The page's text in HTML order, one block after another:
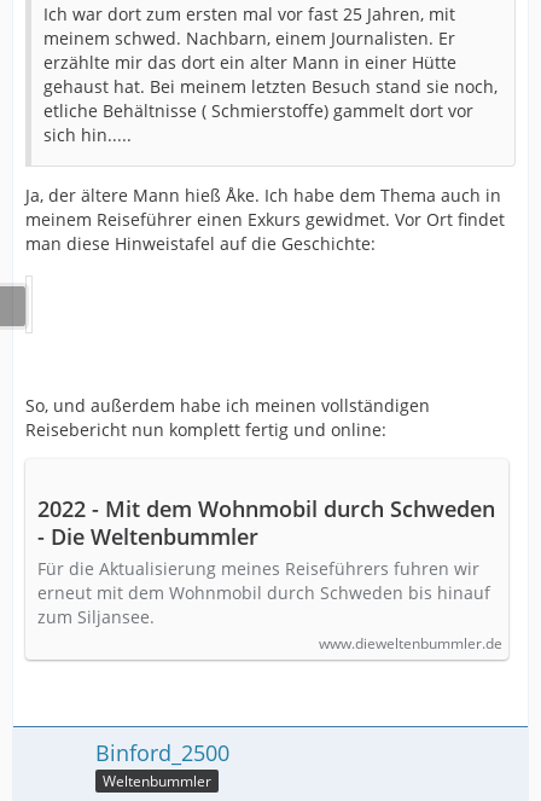
Ich war dort zum ersten mal vor fast 25 Jahren, mit
meinem schwed. Nachbarn, einem Journalisten. Er
erzählte mir das dort ein alter Mann in einer Hütte
gehaust hat. Bei meinem letzten Besuch stand sie noch,
etliche Behältnisse ( Schmierstoffe) gammelt dort vor
sich hin.....
Ja, der ältere Mann hieß Åke. Ich habe dem Thema auch in
meinem Reiseführer einen Exkurs gewidmet. Vor Ort findet
man diese Hinweistafel auf die Geschichte:
So, und außerdem habe ich meinen vollständigen
Reisebericht nun komplett fertig und online:
2022 - Mit dem Wohnmobil durch Schweden
- Die Weltenbummler
Für die Aktualisierung meines Reiseführers fuhren wir
erneut mit dem Wohnmobil durch Schweden bis hinauf
zum Siljansee.
www.dieweltenbummler.de
Binford_2500
Weltenbummler